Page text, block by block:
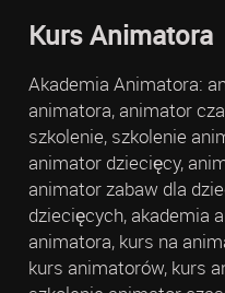
Kurs Animatora
Akademia Animatora:
animatora, animator
szkolenie, szkolenie
animator dziecięcy,
animator zabaw dla
dziecięcych, akademia
animatora, kurs na
kurs animatorów, kurs